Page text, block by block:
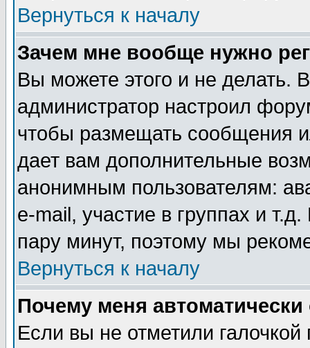
Вернуться к началу
Зачем мне вообще нужно
Вы можете этого и не делать.
администратор настроил
чтобы размещать сообщения
дает вам дополнительные
анонимным пользователям:
e-mail, участие в группах и
пару минут, поэтому мы
Вернуться к началу
Почему меня автоматически
Если вы не отметили галочкой